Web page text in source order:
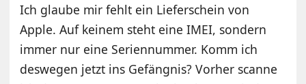
Ich glaube mir fehlt ein Lieferschein von
Apple. Auf keinem steht eine IMEI, sondern
immer nur eine Seriennummer. Komm ich
deswegen jetzt ins Gefängnis? Vorher scanne